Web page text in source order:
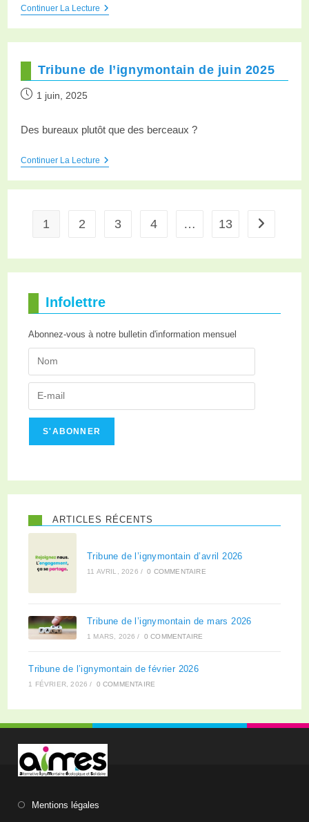
Continuer La Lecture
Tribune de l’ignymontain de juin 2025
1 juin, 2025
Des bureaux plutôt que des berceaux ?
Continuer La Lecture
1 2 3 4 … 13
Infolettre
Abonnez-vous à notre bulletin d'information mensuel
S'ABONNER
ARTICLES RÉCENTS
Tribune de l’ignymontain d’avril 2026
11 AVRIL, 2026 / 0 COMMENTAIRE
Tribune de l’ignymontain de mars 2026
1 MARS, 2026 / 0 COMMENTAIRE
Tribune de l’ignymontain de février 2026
1 FÉVRIER, 2026 / 0 COMMENTAIRE
Mentions légales